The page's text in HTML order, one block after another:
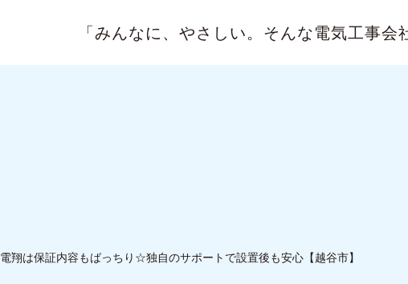
「みんなに、やさしい。 そんな電気工事会
電翔は保証内容もばっちり☆独自のサポートで設置後も安心【越谷市】